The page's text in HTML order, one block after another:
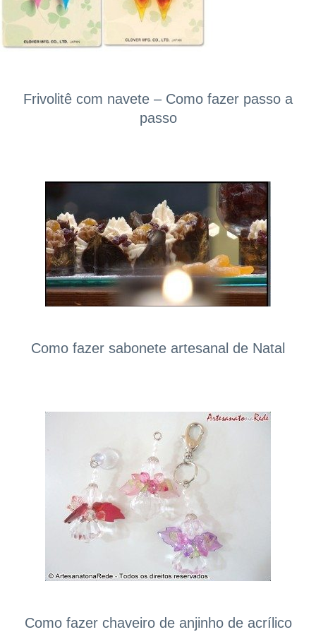
Frivolitê com navete – Como fazer passo a
passo
Como fazer sabonete artesanal de Natal
Como fazer chaveiro de anjinho de acrílico